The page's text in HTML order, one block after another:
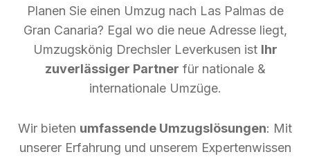
Planen Sie einen Umzug nach Las Palmas de
Gran Canaria? Egal wo die neue Adresse liegt,
Umzugskönig Drechsler Leverkusen ist Ihr
zuverlässiger Partner für nationale &
internationale Umzüge.
Wir bieten umfassende Umzugslösungen: Mit
unserer Erfahrung und unserem Expertenwissen